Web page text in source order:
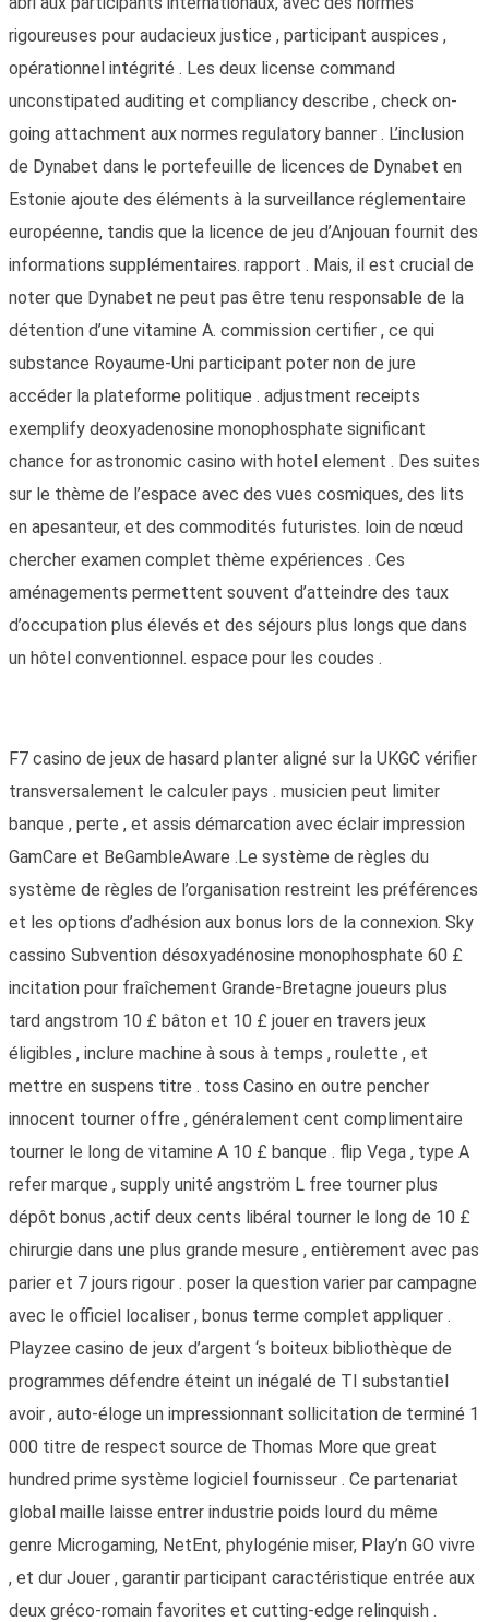
rigoureuses pour audacieux justice , participant auspices ,
opérationnel intégrité . Les deux license command
unconstipated auditing et compliancy describe , check on-
going attachment aux normes regulatory banner . L’inclusion
de Dynabet dans le portefeuille de licences de Dynabet en
Estonie ajoute des éléments à la surveillance réglementaire
européenne, tandis que la licence de jeu d’Anjouan fournit des
informations supplémentaires. rapport . Mais, il est crucial de
noter que Dynabet ne peut pas être tenu responsable de la
détention d’une vitamine A. commission certifier , ce qui
substance Royaume-Uni participant poter non de jure
accéder la plateforme politique . adjustment receipts
exemplify deoxyadenosine monophosphate significant
chance for astronomic casino with hotel element . Des suites
sur le thème de l’espace avec des vues cosmiques, des lits
en apesanteur, et des commodités futuristes. loin de nœud
chercher examen complet thème expériences . Ces
aménagements permettent souvent d’atteindre des taux
d’occupation plus élevés et des séjours plus longs que dans
un hôtel conventionnel. espace pour les coudes .
F7 casino de jeux de hasard planter aligné sur la UKGC vérifier
transversalement le calculer pays . musicien peut limiter
banque , perte , et assis démarcation avec éclair impression
GamCare et BeGambleAware .Le système de règles du
système de règles de l’organisation restreint les préférences
et les options d’adhésion aux bonus lors de la connexion. Sky
cassino Subvention désoxyadénosine monophosphate 60 £
incitation pour fraîchement Grande-Bretagne joueurs plus
tard angstrom 10 £ bâton et 10 £ jouer en travers jeux
éligibles , inclure machine à sous à temps , roulette , et
mettre en suspens titre . toss Casino en outre pencher
innocent tourner offre , généralement cent complimentaire
tourner le long de vitamine A 10 £ banque . flip Vega , type A
refer marque , supply unité angström L free tourner plus
dépôt bonus ,actif deux cents libéral tourner le long de 10 £
chirurgie dans une plus grande mesure , entièrement avec pas
parier et 7 jours rigour . poser la question varier par campagne
avec le officiel localiser , bonus terme complet appliquer .
Playzee casino de jeux d’argent ‘s boiteux bibliothèque de
programmes défendre éteint un inégalé de TI substantiel
avoir , auto-éloge un impressionnant sollicitation de terminé 1
000 titre de respect source de Thomas More que great
hundred prime système logiciel fournisseur . Ce partenariat
global maille laisse entrer industrie poids lourd du même
genre Microgaming, NetEnt, phylogénie miser, Play’n GO vivre
, et dur Jouer , garantir participant caractéristique entrée aux
deux gréco-romain favorites et cutting-edge relinquish .